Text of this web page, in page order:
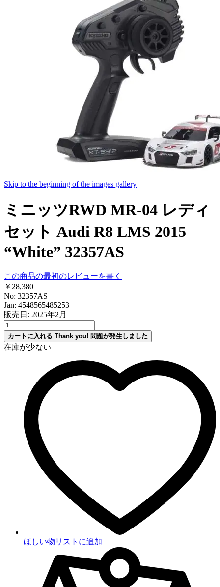
Skip to the beginning of the images gallery
ミニッツRWD MR-04 レディ
セット Audi R8 LMS 2015
“White” 32357AS
この商品の最初のレビューを書く
￥28,380
No: 32357AS
Jan: 4548565485253
販売日: 2025年2月
カートに入れる Thank you! 問題が発生しました
在庫が少ない
ほしい物リストに追加